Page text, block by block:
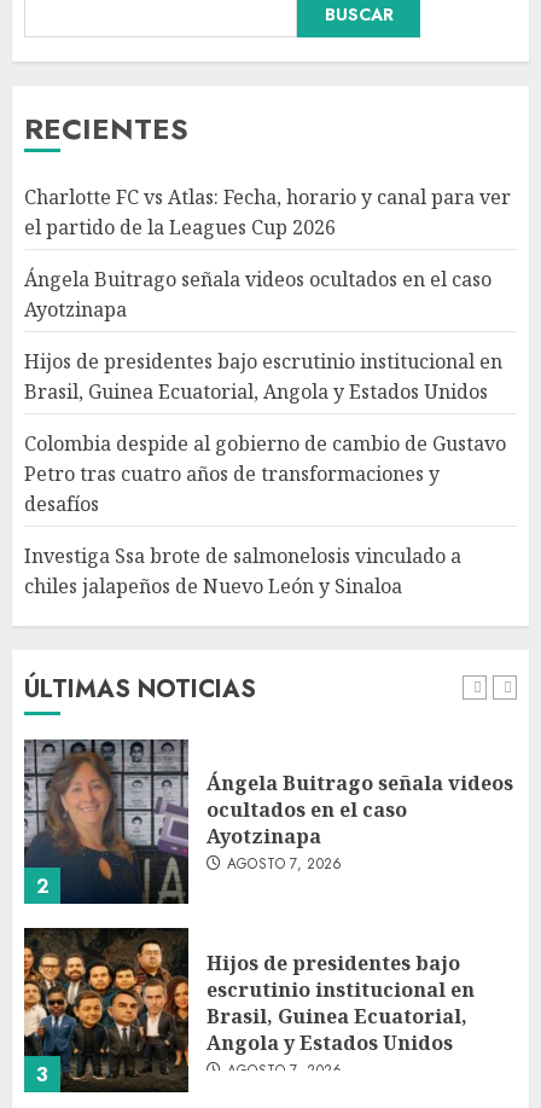
BUSCAR
RECIENTES
Charlotte FC vs Atlas: Fecha, horario y canal para ver
el partido de la Leagues Cup 2026
Ángela Buitrago señala videos ocultados en el caso
Ayotzinapa
Hijos de presidentes bajo escrutinio institucional en
Brasil, Guinea Ecuatorial, Angola y Estados Unidos
Colombia despide al gobierno de cambio de Gustavo
Petro tras cuatro años de transformaciones y
desafíos
Investiga Ssa brote de salmonelosis vinculado a
chiles jalapeños de Nuevo León y Sinaloa
ÚLTIMAS NOTICIAS
3
Hijos de presidentes bajo
4
Colombia despide al gobierno
de cambio de Gustavo Petro
transformaciones y desafíos
5
Investiga Ssa brote de
chiles jalapeños de Nuevo
León y Sinaloa
1
Charlotte FC vs Atlas: Fecha,
AGOSTO 7, 2026
2
Ángela Buitrago señala videos
ocultados en el caso
Ayotzinapa
AGOSTO 7, 2026
3
Hijos de presidentes bajo
escrutinio institucional en
Brasil, Guinea Ecuatorial,
Angola y Estados Unidos
AGOSTO 7, 2026